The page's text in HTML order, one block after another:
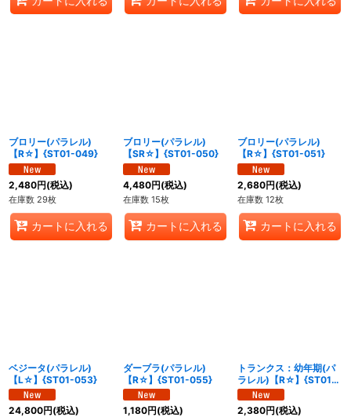
ブロリー(パラレル)
【R☆】{ST01-049}
2,480円(税込)
在庫数 29枚
カートに入れる
ブロリー(パラレル)
【SR☆】{ST01-050}
4,480円(税込)
在庫数 15枚
カートに入れる
ブロリー(パラレル)
【R☆】{ST01-051}
2,680円(税込)
在庫数 12枚
カートに入れる
ベジータ(パラレル)
【L☆】{ST01-053}
24,800円(税込)
ダーブラ(パラレル)
【R☆】{ST01-055}
1,180円(税込)
トランクス：幼年期(パ
ラレル)【R☆】{ST01-
057}
2,380円(税込)